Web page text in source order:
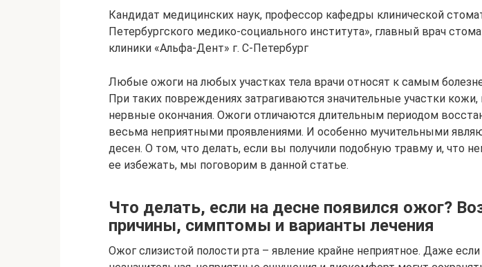
Кандидат медицинских наук, профессор кафедры клинической
Петербургского медико-социального института», главный врач
клиники «Альфа-Дент» г. С-Петербург
Любые ожоги на любых участках тела врачи относят к самым
При таких повреждениях затрагиваются значительные участки
нервные окончания. Ожоги отличаются длительным периодом
весьма неприятными проявлениями. И особенно мучительными
десен. О том, что делать, если вы получили подобную травму и, что
ее избежать, мы поговорим в данной статье.
Что делать, если на десне появился ожог?
причины, симптомы и варианты лечения
Ожог слизистой полости рта – явление крайне неприятное. Даже